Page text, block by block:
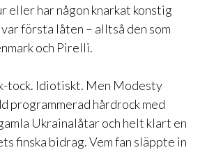
eller har någon knarkat konstig
var första låten – alltså den som
och Pirelli.
tock. Idiotiskt. Men Modesty
programmerad hårdrock med
Ukrainalåtar och helt klart en
finska bidrag. Vem fan släppte in